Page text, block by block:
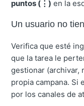
puntos (⋮) en la
Un usuario no
Verifica que esté
que la tarea le
gestionar (archivar,
propia campana. Si
por los canales de